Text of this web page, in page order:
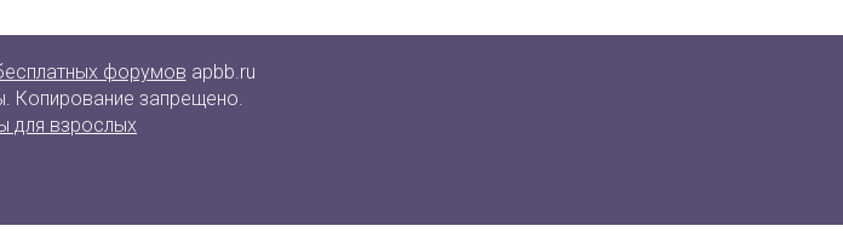
форумов apbb.ru
Копирование запрещено.
для взрослых